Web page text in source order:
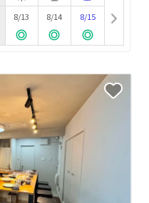
8/13
8/14
8/15